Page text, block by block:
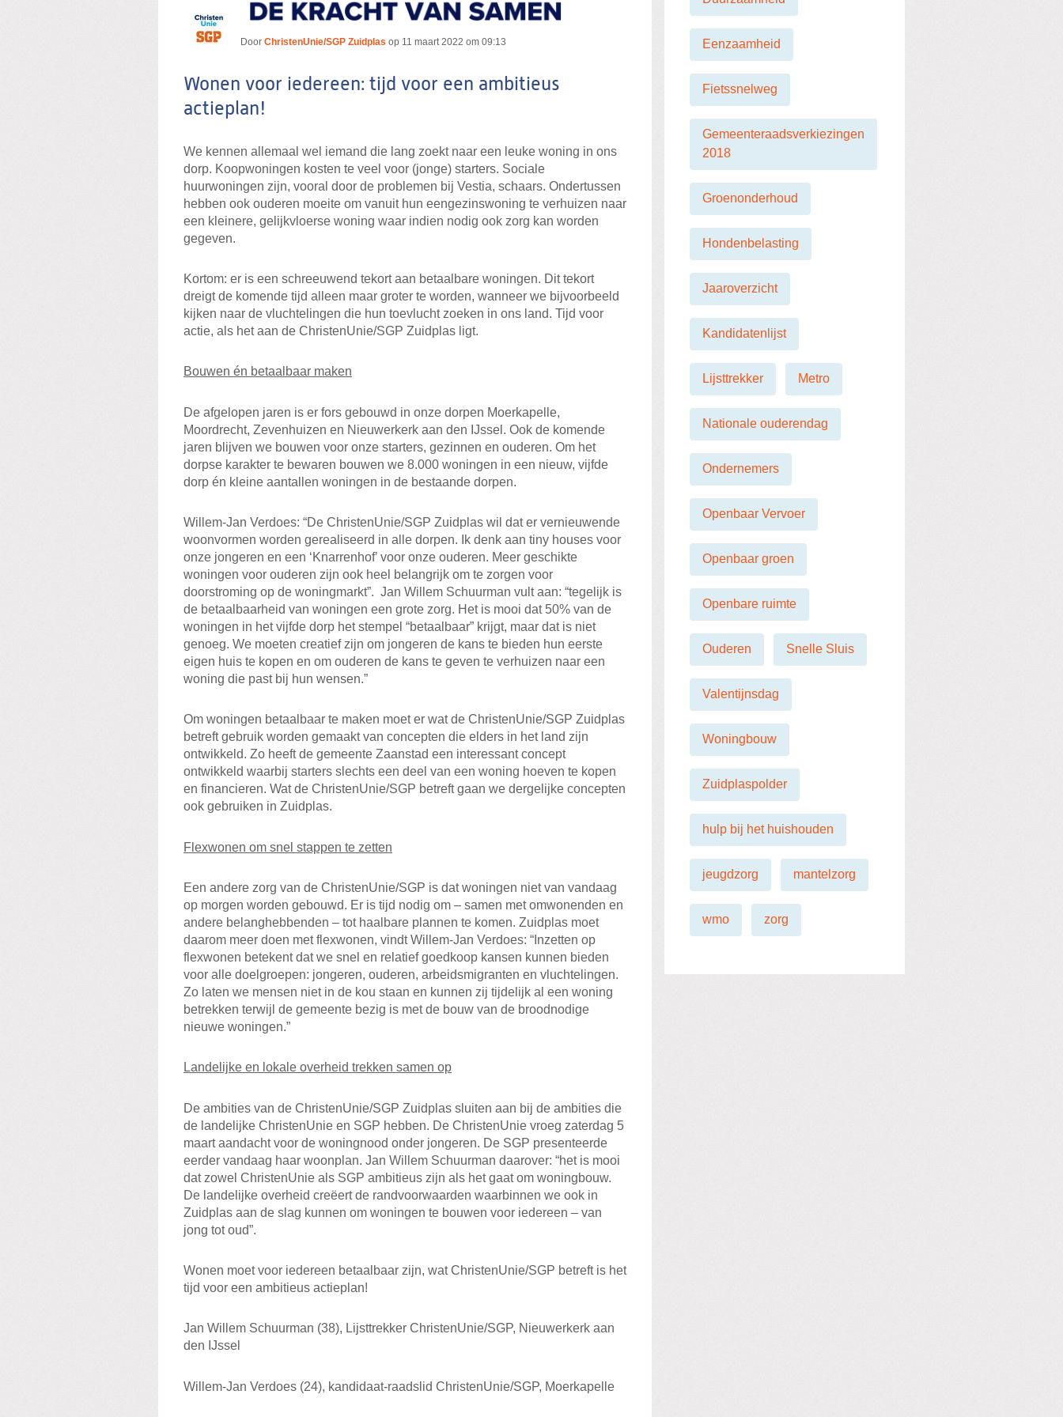
Door ChristenUnie/SGP Zuidplas op 11 maart 2022 om 09:13
Wonen voor iedereen: tijd voor een ambitieus
actieplan!
We kennen allemaal wel iemand die lang zoekt naar een leuke woning in ons
dorp. Koopwoningen kosten te veel voor (jonge) starters. Sociale
huurwoningen zijn, vooral door de problemen bij Vestia, schaars. Ondertussen
hebben ook ouderen moeite om vanuit hun eengezinswoning te verhuizen naar
een kleinere, gelijkvloerse woning waar indien nodig ook zorg kan worden
gegeven.
Kortom: er is een schreeuwend tekort aan betaalbare woningen. Dit tekort
dreigt de komende tijd alleen maar groter te worden, wanneer we bijvoorbeeld
kijken naar de vluchtelingen die hun toevlucht zoeken in ons land. Tijd voor
actie, als het aan de ChristenUnie/SGP Zuidplas ligt.
Bouwen én betaalbaar maken
De afgelopen jaren is er fors gebouwd in onze dorpen Moerkapelle,
Moordrecht, Zevenhuizen en Nieuwerkerk aan den IJssel. Ook de komende
jaren blijven we bouwen voor onze starters, gezinnen en ouderen. Om het
dorpse karakter te bewaren bouwen we 8.000 woningen in een nieuw, vijfde
dorp én kleine aantallen woningen in de bestaande dorpen.
Willem-Jan Verdoes: “De ChristenUnie/SGP Zuidplas wil dat er vernieuwende
woonvormen worden gerealiseerd in alle dorpen. Ik denk aan tiny houses voor
onze jongeren en een ‘Knarrenhof’ voor onze ouderen. Meer geschikte
woningen voor ouderen zijn ook heel belangrijk om te zorgen voor
doorstroming op de woningmarkt”. Jan Willem Schuurman vult aan: “tegelijk is
de betaalbaarheid van woningen een grote zorg. Het is mooi dat 50% van de
woningen in het vijfde dorp het stempel “betaalbaar” krijgt, maar dat is niet
genoeg. We moeten creatief zijn om jongeren de kans te bieden hun eerste
eigen huis te kopen en om ouderen de kans te geven te verhuizen naar een
woning die past bij hun wensen.”
Om woningen betaalbaar te maken moet er wat de ChristenUnie/SGP Zuidplas
betreft gebruik worden gemaakt van concepten die elders in het land zijn
ontwikkeld. Zo heeft de gemeente Zaanstad een interessant concept
ontwikkeld waarbij starters slechts een deel van een woning hoeven te kopen
en financieren. Wat de ChristenUnie/SGP betreft gaan we dergelijke concepten
ook gebruiken in Zuidplas.
Flexwonen om snel stappen te zetten
Een andere zorg van de ChristenUnie/SGP is dat woningen niet van vandaag
op morgen worden gebouwd. Er is tijd nodig om – samen met omwonenden en
andere belanghebbenden – tot haalbare plannen te komen. Zuidplas moet
daarom meer doen met flexwonen, vindt Willem-Jan Verdoes: “Inzetten op
flexwonen betekent dat we snel en relatief goedkoop kansen kunnen bieden
voor alle doelgroepen: jongeren, ouderen, arbeidsmigranten en vluchtelingen.
Zo laten we mensen niet in de kou staan en kunnen zij tijdelijk al een woning
betrekken terwijl de gemeente bezig is met de bouw van de broodnodige
nieuwe woningen.”
Landelijke en lokale overheid trekken samen op
De ambities van de ChristenUnie/SGP Zuidplas sluiten aan bij de ambities die
de landelijke ChristenUnie en SGP hebben. De ChristenUnie vroeg zaterdag 5
maart aandacht voor de woningnood onder jongeren. De SGP presenteerde
eerder vandaag haar woonplan. Jan Willem Schuurman daarover: “het is mooi
dat zowel ChristenUnie als SGP ambitieus zijn als het gaat om woningbouw.
De landelijke overheid creëert de randvoorwaarden waarbinnen we ook in
Zuidplas aan de slag kunnen om woningen te bouwen voor iedereen – van
jong tot oud”.
Wonen moet voor iedereen betaalbaar zijn, wat ChristenUnie/SGP betreft is het
tijd voor een ambitieus actieplan!
Jan Willem Schuurman (38), Lijsttrekker ChristenUnie/SGP, Nieuwerkerk aan
den IJssel
Willem-Jan Verdoes (24), kandidaat-raadslid ChristenUnie/SGP, Moerkapelle
Eenzaamheid
Fietssnelweg
Gemeenteraadsverkiezingen
2018
Groenonderhoud
Hondenbelasting
Jaaroverzicht
Kandidatenlijst
Lijsttrekker Metro
Nationale ouderendag
Ondernemers
Openbaar Vervoer
Openbaar groen
Openbare ruimte
Ouderen Snelle Sluis
Valentijnsdag
Woningbouw
Zuidplaspolder
hulp bij het huishouden
jeugdzorg mantelzorg
wmo zorg